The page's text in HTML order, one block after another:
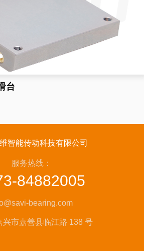
台
智能传动科技有限公司
服务热线：
84882005
bearing.com
兴市嘉善县临江路 138 号